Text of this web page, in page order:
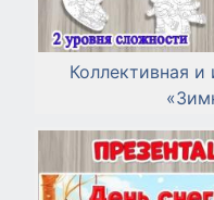
Коллективная и